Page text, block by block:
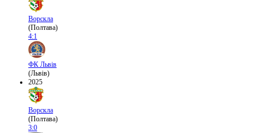
Ворскла
(Полтава)
4:1
ФК Львів
(Львів)
2025
Ворскла
(Полтава)
3:0